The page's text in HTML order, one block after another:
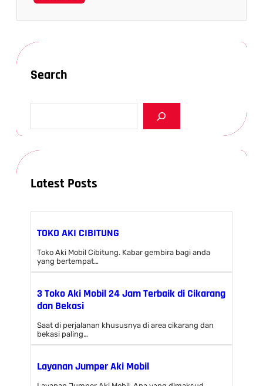
Search
a
Latest Posts
TOKO AKI CIBITUNG
Toko Aki Mobil Cibitung. Kabar gembira bagi anda
yang bertempat…
3 Toko Aki Mobil 24 Jam Terbaik di Cikarang
dan Bekasi
Saat di perjalanan khususnya di area cikarang dan
bekasi paling…
Layanan Jumper Aki Mobil